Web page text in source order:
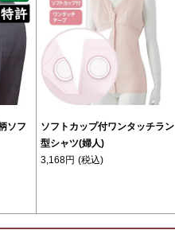
ソフ
ソフトカップ付ワンタッチラン
型シャツ(婦人)
3,168円 (税込)